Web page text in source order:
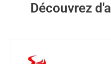
Découvrez